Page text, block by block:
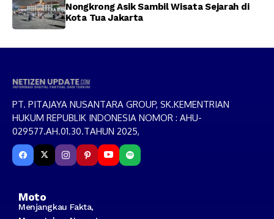
Nongkrong Asik Sambil Wisata Sejarah di
Kota Tua Jakarta
PT. PITAJAYA NUSANTARA GROUP, SK.KEMENTRIAN
HUKUM REPUBLIK INDONESIA NOMOR : AHU-
029577.AH.01.30.TAHUN 2025,
Moto
Menjangkau Fakta,